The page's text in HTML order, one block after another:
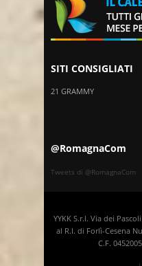
SITI CONSIGLIATI
21 GRAMMY
@RomagnaCom
Tweets di @RomagnaCom
YYKK S.r.l. Via dei
al R.I. di Forlì-Cesena
C.F.